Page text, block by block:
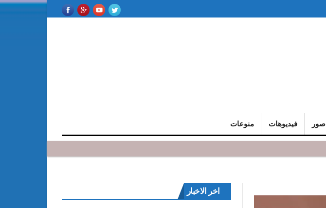
صور فيديوهات منوعات
اخر الاخبار